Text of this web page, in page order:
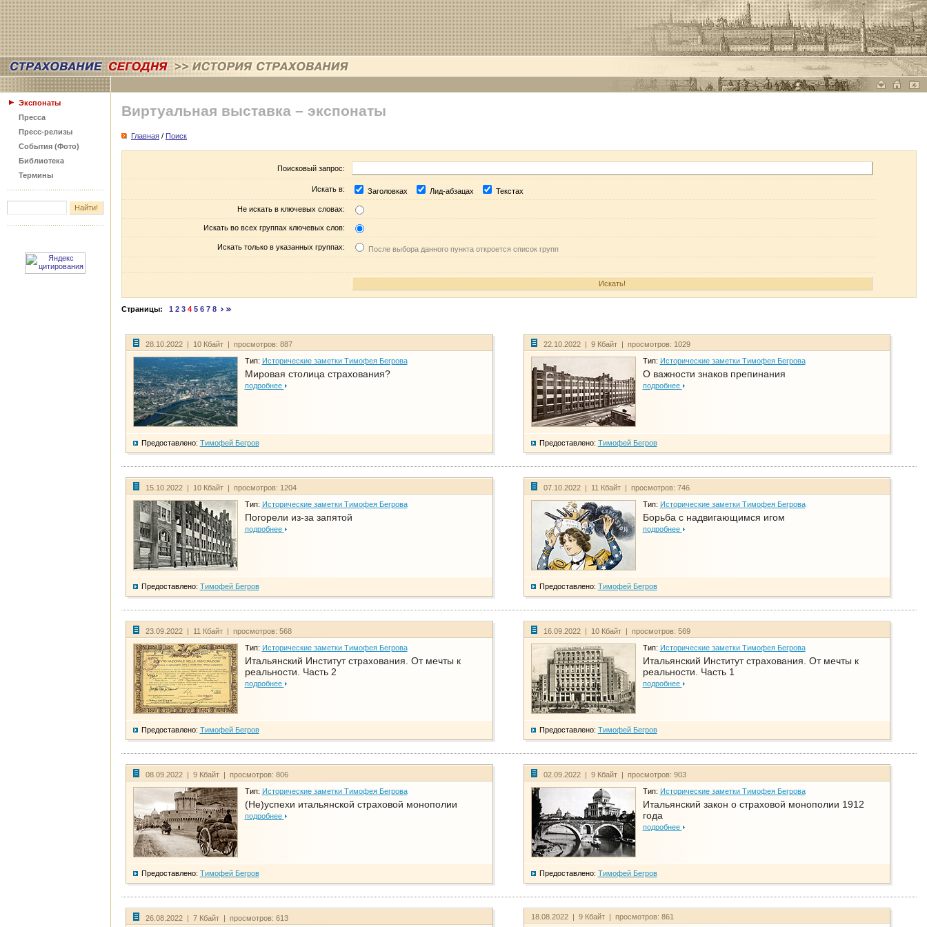
Экспонаты
Пресса
Пресс-релизы
События (Фото)
Библиотека
Термины
Виртуальная выставка – экспонаты
Главная / Поиск
Поисковый запрос:
Искать в: Заголовках Лид-абзацах Текстах
Не искать в ключевых словах:
Искать во всех группах ключевых слов:
Искать только в указанных группах: После выбора данного пункта откроется список групп
Страницы: 1 2 3 4 5 6 7 8
28.10.2022 | 10 Кбайт | просмотров: 887
Тип: Исторические заметки Тимофея Бегрова
Мировая столица страхования?
подробнее
Предоставлено: Тимофей Бегров
22.10.2022 | 9 Кбайт | просмотров: 1029
Тип: Исторические заметки Тимофея Бегрова
О важности знаков препинания
подробнее
Предоставлено: Тимофей Бегров
15.10.2022 | 10 Кбайт | просмотров: 1204
Тип: Исторические заметки Тимофея Бегрова
Погорели из-за запятой
подробнее
Предоставлено: Тимофей Бегров
07.10.2022 | 11 Кбайт | просмотров: 746
Тип: Исторические заметки Тимофея Бегрова
Борьба с надвигающимся игом
подробнее
Предоставлено: Тимофей Бегров
23.09.2022 | 11 Кбайт | просмотров: 568
Тип: Исторические заметки Тимофея Бегрова
Итальянский Институт страхования. От мечты к
реальности. Часть 2
подробнее
Предоставлено: Тимофей Бегров
16.09.2022 | 10 Кбайт | просмотров: 569
Тип: Исторические заметки Тимофея Бегрова
Итальянский Институт страхования. От мечты к
реальности. Часть 1
подробнее
Предоставлено: Тимофей Бегров
08.09.2022 | 9 Кбайт | просмотров: 806
Тип: Исторические заметки Тимофея Бегрова
(Не)успехи итальянской страховой монополии
подробнее
Предоставлено: Тимофей Бегров
02.09.2022 | 9 Кбайт | просмотров: 903
Тип: Исторические заметки Тимофея Бегрова
Итальянский закон о страховой монополии 1912
года
подробнее
Предоставлено: Тимофей Бегров
26.08.2022 | 7 Кбайт | просмотров: 613 18.08.2022 | 9 Кбайт | просмотров: 861